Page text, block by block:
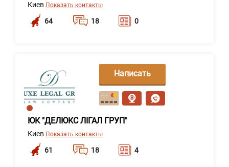
Киев Показать контакты
64 18 0
ЮК "ДЕЛЮКС ЛІГАЛ ГРУП"
Киев Показать контакты
61 18 4
Написать
сообщение